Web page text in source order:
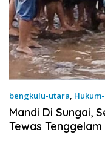
bengkulu-utara,
Mandi Di Sungai,
Tewas Tenggelam